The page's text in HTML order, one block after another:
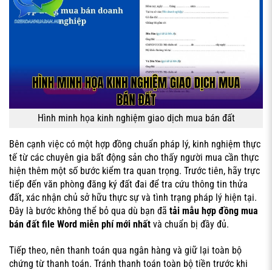
Hình minh họa kinh nghiệm giao dịch mua bán đất
Bên cạnh việc có một hợp đồng chuẩn pháp lý, kinh nghiệm thực
tế từ các chuyên gia bất động sản cho thấy người mua cần thực
hiện thêm một số bước kiểm tra quan trọng. Trước tiên, hãy trực
tiếp đến văn phòng đăng ký đất đai để tra cứu thông tin thửa
đất, xác nhận chủ sở hữu thực sự và tình trạng pháp lý hiện tại.
Đây là bước không thể bỏ qua dù bạn đã tải mẫu hợp đồng mua
bán đất file Word miễn phí mới nhất và chuẩn bị đầy đủ.
Tiếp theo, nên thanh toán qua ngân hàng và giữ lại toàn bộ
chứng từ thanh toán. Tránh thanh toán toàn bộ tiền trước khi